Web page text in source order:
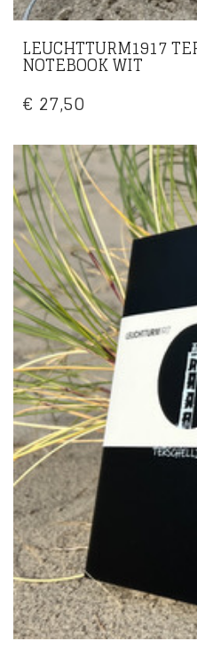
LEUCHTTURM1917
NOTEBOOK WIT
€ 27,50